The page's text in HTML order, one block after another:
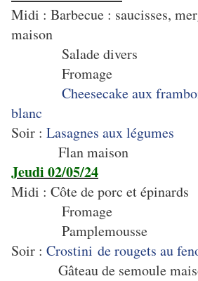
Midi : Barbecue : saucisses,
maison
Salade divers
Fromage
Cheesecake aux
blanc
Soir : Lasagnes aux légumes
Flan maison
Jeudi 02/05/24
Midi : Côte de porc et épinards
Fromage
Pamplemousse
Soir : Crostini de rougets au
Gâteau de semoule